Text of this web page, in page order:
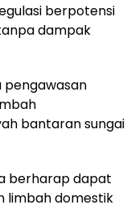
berpotensi
dampak
pengawasan
bantaran sungai
berharap dapat
limbah domestik